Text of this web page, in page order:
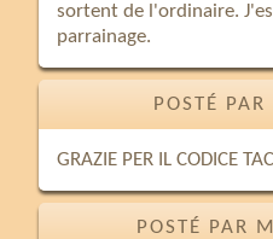
sortent de l'ordinaire.
parrainage.
POSTÉ
GRAZIE PER IL CODICE
POSTÉ PAR